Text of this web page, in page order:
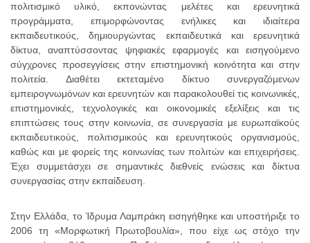
πολιτισμικό υλικό, εκπονώντας μελέτες και ερευνητικά
προγράμματα, επιμορφώνοντας ενήλικες και ιδιαίτερα
εκπαιδευτικούς, δημιουργώντας εκπαιδευτικά και ερευνητικά
δίκτυα, αναπτύσσοντας ψηφιακές εφαρμογές και εισηγούμενο
σύγχρονες προσεγγίσεις στην επιστημονική κοινότητα και στην
πολιτεία. Διαθέτει εκτεταμένο δίκτυο συνεργαζόμενων
εμπειρογνωμόνων και ερευνητών και παρακολουθεί τις κοινωνικές,
επιστημονικές, τεχνολογικές και οικονομικές εξελίξεις και τις
επιπτώσεις τους στην κοινωνία, σε συνεργασία με ευρωπαϊκούς
εκπαιδευτικούς, πολιτισμικούς και ερευνητικούς οργανισμούς,
καθώς και με φορείς της κοινωνίας των πολιτών και επιχειρήσεις.
Έχει συμμετάσχει σε σημαντικές διεθνείς ενώσεις και δίκτυα
συνεργασίας στην εκπαίδευση.
Στην Ελλάδα, το Ίδρυμα Λαμπράκη εισηγήθηκε και υποστήριξε το
2006 τη «Μορφωτική Πρωτοβουλία», που είχε ως στόχο την